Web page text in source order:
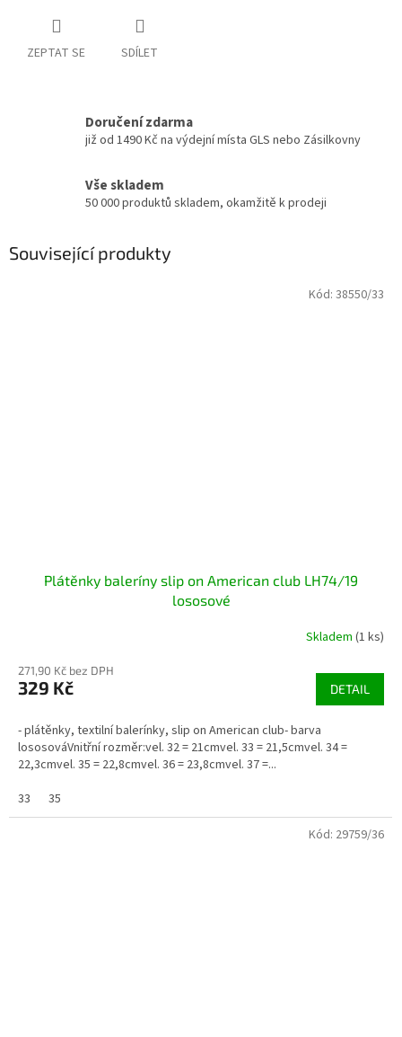
ZEPTAT SE SDÍLET
Doručení zdarma
již od 1490 Kč na výdejní místa GLS nebo Zásilkovny
Vše skladem
50 000 produktů skladem, okamžitě k prodeji
Související produkty
Plátěnky baleríny slip on American club LH74/19
lososové
Skladem (1 ks)
271,90 Kč bez DPH
329 Kč DETAIL
- plátěnky, textilní balerínky, slip on American club- barva
lososováVnitřní rozměr:vel. 32 = 21cmvel. 33 = 21,5cmvel. 34 =
22,3cmvel. 35 = 22,8cmvel. 36 = 23,8cmvel. 37 =...
33
35
Kód: 38550/33
Kód: 29759/36